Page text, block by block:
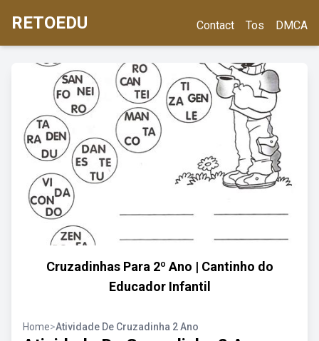
RETOEDU Contact Tos DMCA
Cruzadinhas Para 2º Ano | Cantinho do
Educador Infantil
Home>Atividade De Cruzadinha 2 Ano